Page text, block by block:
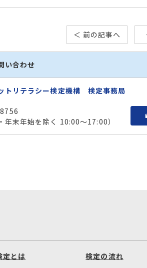
＜ 前の記事へ
い合わせ
トリテラシー検定機構 検定事務局
年末年始を除く 10:00～17:00）
定とは 検定の流れ